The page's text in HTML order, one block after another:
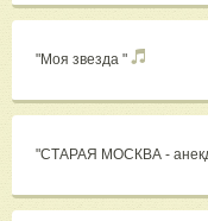
"Моя звезда "
"СТАРАЯ МОСКВА -